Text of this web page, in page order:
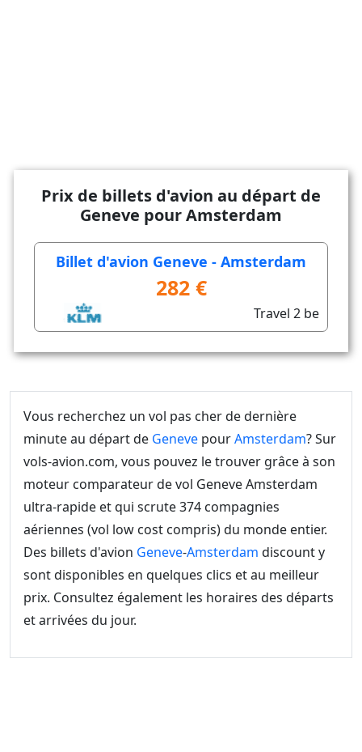
Prix de billets d'avion au départ de
Geneve pour Amsterdam
Billet d'avion Geneve - Amsterdam
282 €
Travel 2 be
Vous recherchez un vol pas cher de dernière
minute au départ de Geneve pourAmsterdam? Sur
vols-avion.com, vous pouvez le trouver grâce à son
moteur comparateur de vol Geneve Amsterdam
ultra-rapide et qui scrute 374 compagnies
aériennes (vol low cost compris) du monde entier.
Des billets d'avion Geneve-Amsterdam discount y
sont disponibles en quelques clics et au meilleur
prix. Consultez également les horaires des départs
et arrivées du jour.